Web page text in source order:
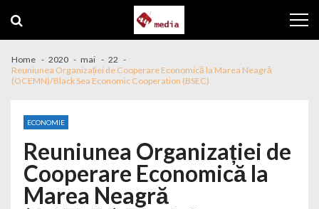
Home 2020 mai
22
Reuniunea Organizației de Cooperare Economică la Marea Neagră
(OCEMN)/Black Sea Economic Cooperation (BSEC)
ECONOMIE
Reuniunea Organizației de
Cooperare Economică la
Marea Neagră